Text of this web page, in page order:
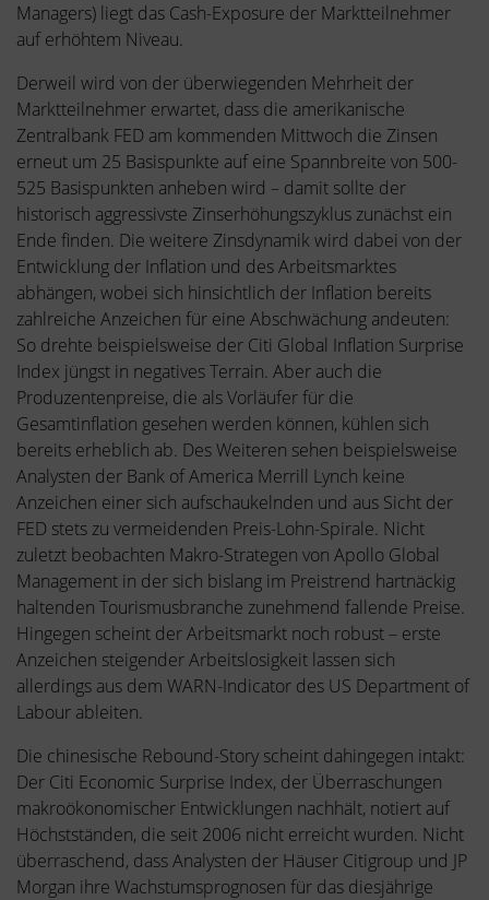
Managers) liegt das Cash-Exposure der Marktteilnehmer
auf erhöhtem Niveau.
Derweil wird von der überwiegenden Mehrheit der
Marktteilnehmer erwartet, dass die amerikanische
Zentralbank FED am kommenden Mittwoch die Zinsen
erneut um 25 Basispunkte auf eine Spannbreite von 500-
525 Basispunkten anheben wird – damit sollte der
historisch aggressivste Zinserhöhungszyklus zunächst ein
Ende finden. Die weitere Zinsdynamik wird dabei von der
Entwicklung der Inflation und des Arbeitsmarktes
abhängen, wobei sich hinsichtlich der Inflation bereits
zahlreiche Anzeichen für eine Abschwächung andeuten:
So drehte beispielsweise der Citi Global Inflation Surprise
Index jüngst in negatives Terrain. Aber auch die
Produzentenpreise, die als Vorläufer für die
Gesamtinflation gesehen werden können, kühlen sich
bereits erheblich ab. Des Weiteren sehen beispielsweise
Analysten der Bank of America Merrill Lynch keine
Anzeichen einer sich aufschaukelnden und aus Sicht der
FED stets zu vermeidenden Preis-Lohn-Spirale. Nicht
zuletzt beobachten Makro-Strategen von Apollo Global
Management in der sich bislang im Preistrend hartnäckig
haltenden Tourismusbranche zunehmend fallende Preise.
Hingegen scheint der Arbeitsmarkt noch robust – erste
Anzeichen steigender Arbeitslosigkeit lassen sich
allerdings aus dem WARN-Indicator des US Department of
Labour ableiten.
Die chinesische Rebound-Story scheint dahingegen intakt:
Der Citi Economic Surprise Index, der Überraschungen
makroökonomischer Entwicklungen nachhält, notiert auf
Höchstständen, die seit 2006 nicht erreicht wurden. Nicht
überraschend, dass Analysten der Häuser Citigroup und JP
Morgan ihre Wachstumsprognosen für das diesjährige